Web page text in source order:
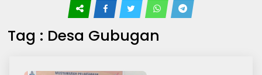
Tag : Desa Gubugan